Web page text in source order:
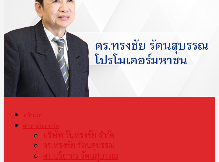
หน้าแรก
ตำนานวันทรงชัย
บริษัท วันทรงชัย จำกัด
ดร.ทรงชัย รัตนสุบรรณ
ดร.ปริยากร รัตนสุบรรณ